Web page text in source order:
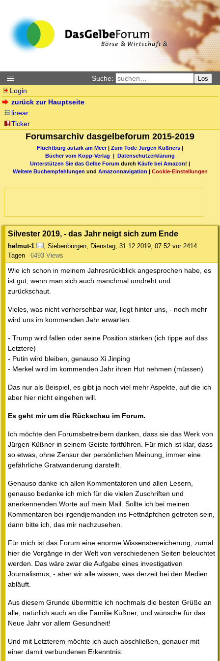
Suche: Los
Login
zurück zur Hauptseite
linear
Ticker
Forumsarchiv dasgelbeforum 2015-2019
Fluchtburg autark am Meer| Zum Tode Jürgen Küßners
Bücher vom Kopp-Verlag |
Datenschutzerklärung
Unterstützen Sie das Gelbe Forum durch Käufe bei Amazon! |
Weitere Buchempfehlungen und Amazonnavigation Cookie-Einstellungen
Silvester 2019, - das Jahr neigt sich zum Ende
helmut-1 Siebenbürgen Dienstag, 31.12.2019, 07:52 vor 2414
Tagen
6493 Views
Wie ich schon in meinem Jahresrückblick angesprochen habe, es
ist gut, wenn man sich auch manchmal umdreht und
zurückschaut.
Vieles, was nicht vorhersehbar war, liegt hinter uns, - noch mehr
wird uns im kommenden Jahr erwarten.
- Trump wird fallen oder seine Position stärken (ich tippe auf das
Letztere)
- Putin wird bleiben, genauso Xi Jinping
- Merkel wird im kommenden Jahr ihren Hut nehmen (müssen)
Das nur als Beispiel, es gibt ja noch viel mehr Aspekte, auf die ich
aber hier nicht eingehen will.
Es geht mir um die Rückschau im Forum.
Ich möchte den Forumsbetreibern danken, dass sie das Werk von
Jürgen Küßner in seinem Geiste fortführen. Für mich ist klar, dass
so etwas, ohne Zensur der persönlichen Meinung, immer eine
gefährliche Gratwanderung darstellt.
Genauso danke ich allen Kommentatoren und allen Lesern,
genauso bedanke ich mich für die vielen Zuschriften und
anerkennenden Worte auf mein Mail. Sollte ich bei meinen
Kommentaren bei irgendjemanden ins Fettnäpfchen getreten sein,
dann bitte ich, das mir nachzusehen.
Für mich ist das Forum eine enorme Wissensbereicherung, zumal
hier die Vorgänge in der Welt von verschiedenen Seiten beleuchtet
werden. Das wäre zwar die Aufgabe eines investigativen
Journalismus, - aber wir alle wissen, was derzeit bei den Medien
abläuft.
Aus diesem Grunde übermittle ich nochmals die besten Grüße an
alle, natürlich auch an die Familie Küßner, und wünsche für das
Neue Jahr vor allem Gesundheit!
Und mit Letzterem möchte ich auch abschließen, genauer mit
einer damit verbundenen Erkenntnis: